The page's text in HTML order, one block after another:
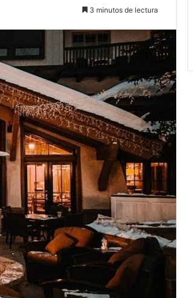
3 minutos de lectura